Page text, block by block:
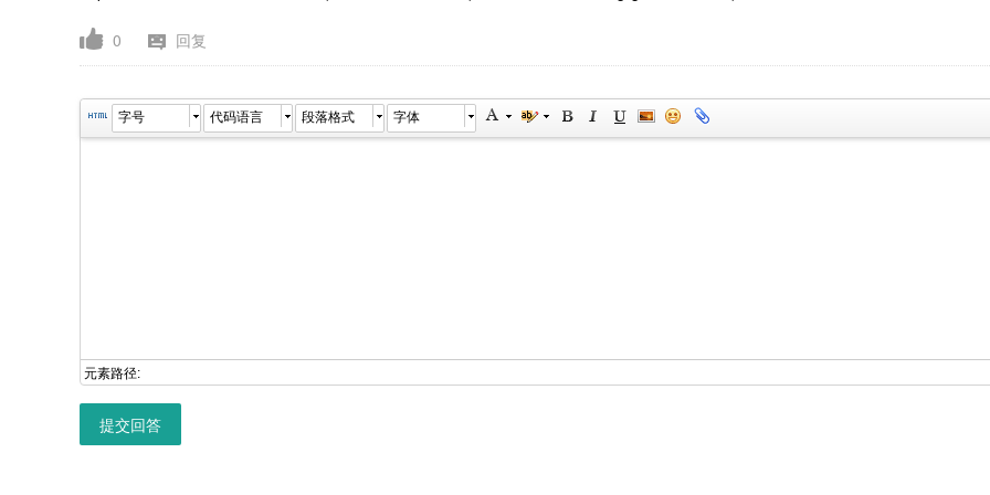
0 回复
字号 代码语言 段落格式 字体
元素路径:
提交回答